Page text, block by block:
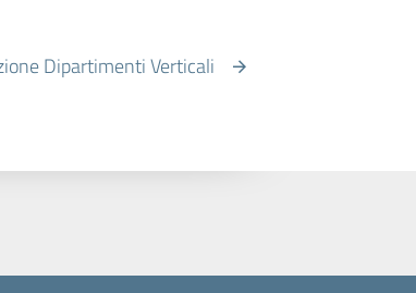
Dipartimenti Verticali